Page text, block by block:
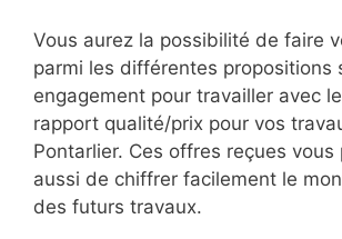
Vous aurez la possibilité de faire
parmi les différentes propositions
engagement pour travailler avec
rapport qualité/prix pour vos
Pontarlier. Ces offres reçues
aussi de chiffrer facilement le
des futurs travaux.